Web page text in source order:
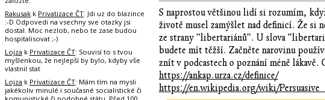
S naprostou většinou lidí si rozumím,
životě musel zamýšlet nad definicí. Že si
ze strany "libertariánů". U slova
budete mít těžší. Začněte narovinu
znít v podcastech o poznání méně lákavě.
https://ankap.urza.cz/definice/
https://en.wikipedia.org/wiki/
Rakusak k Privatizace ČT: Jdi uz do blazince
:-D Odpovedi na vsechny sve otazky jsi
dostal. Moc nezlob, nebo te zase budou
hospitalisovat ;-)
Lojza k Privatizace ČT: Souvisí to s tvou
myšlenkou, že nejlepší by bylo, kdyby vše
vlastnil stat
Lojza k Privatizace ČT: Mám tím na mysli
jakékoliv minulé i současné socialistické či